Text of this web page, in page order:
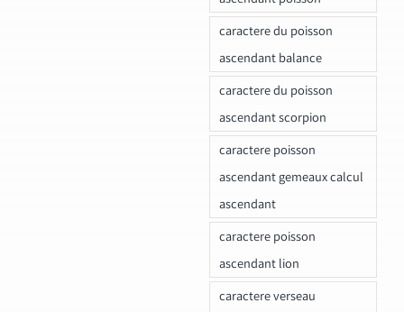
caractere du poisson
ascendant balance
caractere du poisson
ascendant scorpion
caractere poisson
ascendant gemeaux calcul
ascendant
caractere poisson
ascendant lion
caractere verseau